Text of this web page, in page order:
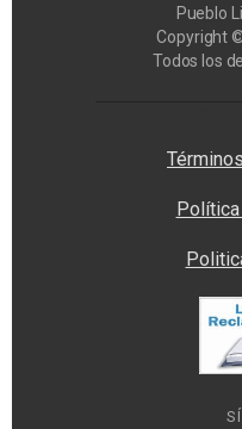
Pueblo
Copyright
Todos los